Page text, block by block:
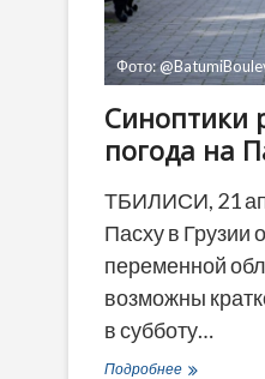
Фото:
Синоптики
погода на
ТБИЛИСИ, 21
Пасху в Грузии
переменной
возможны
в субботу…
ПодробнееСиноптики